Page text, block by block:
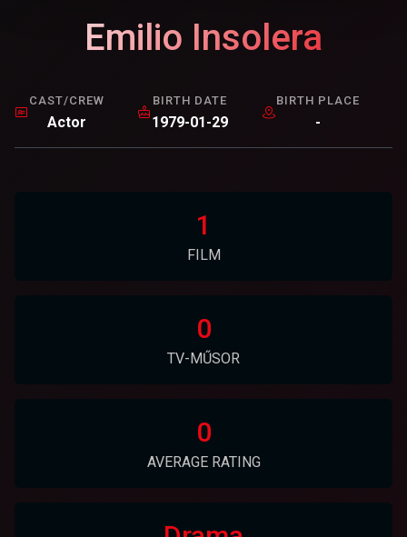
Emilio Insolera
CAST/CREW
Actor
BIRTH DATE
1979-01-29
BIRTH PLACE
-
1
FILM
0
TV-MŰSOR
0
AVERAGE RATING